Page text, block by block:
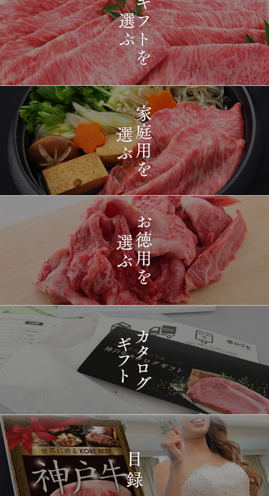
2026-
03-15
17:26:00
長野県
[ギフト] A5等級神戸牛
プレミアム霜降りももす
きやき 200g~1kg
1412
2026-
03-15
16:35:00
東京都
神戸牛目録 選べるセッ
ト ８千円
1413
2026-
14:10:00
[訳あり][家庭用] A5等級
神戸牛 フィレステーキ
1414
2026-
14:10:00
兵庫県
[家庭用] A5等級神戸牛
シャトーブリアンステー
キ 150ｇ(1枚)
2026-
12:23:00
東京都
神戸牛ギフトセット 1万
5千円 焼肉（肩ロース・
プレミアムもも）650g
1416
2026-
03-15
08:48:00
神戸牛カタログギフト
１万円
1417
2026-
03-14
大分県
神戸牛 食べ比べお重 二